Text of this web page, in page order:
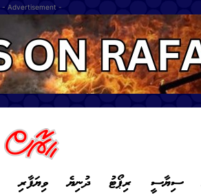
- Advertisement -
ވިޔަފާރި ދުނިޔެ ރިޕޯޓު ސިޔާސީ